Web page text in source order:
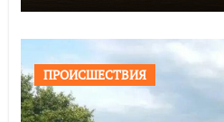
ПРОИСШЕСТВИЯ